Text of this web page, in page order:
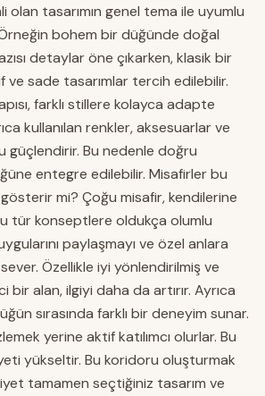
olan tasarımın genel tema ile uyumlu
bohem bir düğünde doğal
detaylar öne çıkarken, klasik bir
ve sade tasarımlar tercih edilebilir.
farklı stillere kolayca adapte
kullanılan renkler, aksesuarlar ve
güçlendirir. Bu nedenle doğru
entegre edilebilir. Misafirler bu
mi? Çoğu misafir, kendilerine
tür konseptlere oldukça olumlu
paylaşmayı ve özel anlara
Özellikle iyi yönlendirilmiş ve
alan, ilgiyi daha da artırır. Ayrıca
sırasında farklı bir deneyim sunar.
yerine aktif katılımcı olurlar. Bu
yükseltir. Bu koridoru oluşturmak
tamamen seçtiğiniz tasarım ve